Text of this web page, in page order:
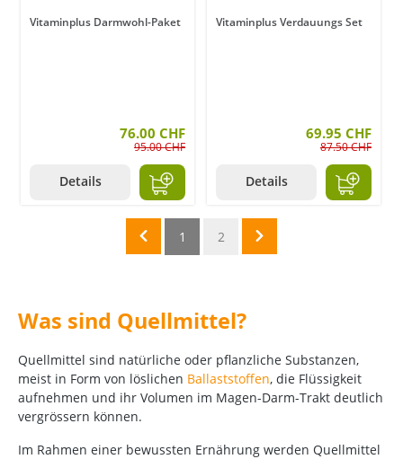
Vitaminplus Darmwohl-Paket
76.00 CHF
95.00 CHF
Details
Vitaminplus Verdauungs Set
69.95 CHF
87.50 CHF
Details
1 2
Was sind Quellmittel?
Quellmittel sind natürliche oder pflanzliche Substanzen,
meist in Form von löslichen Ballaststoffen, die Flüssigkeit
aufnehmen und ihr Volumen im Magen-Darm-Trakt deutlich
vergrössern können.
Im Rahmen einer bewussten Ernährung werden Quellmittel